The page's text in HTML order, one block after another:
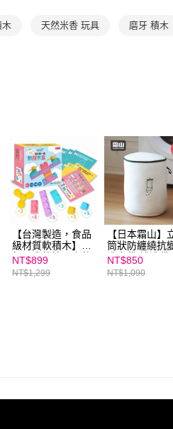
用，由本公司與您本人進行分期帳單所需
是否繳費成功／繳費後需取消欲退款等相
付客戶支援中心」https://
「AFTEE先享後付」，若未經同意申辦者
任。
４．使用「AFTEE先享後付」時，將依據
即時審查核予不同之上限額度；若仍有額
結果請求用戶進行身份認證。
５．嚴禁一人註冊多個帳號或使用他人
形，恩沛科技股份有限公司將有權停止
動。
木 天然米香 玩具 磨牙 積木
【台灣製造，食品
級材質軟積木】小
行星我的第一套軟
積木盒｜28pcs 盒
裝含互動遊戲卡
NT$899
NT$1,299
【日本霜山】
筒狀防纏繞抗
洗衣袋/護洗袋-
NT$850
NT$1,090